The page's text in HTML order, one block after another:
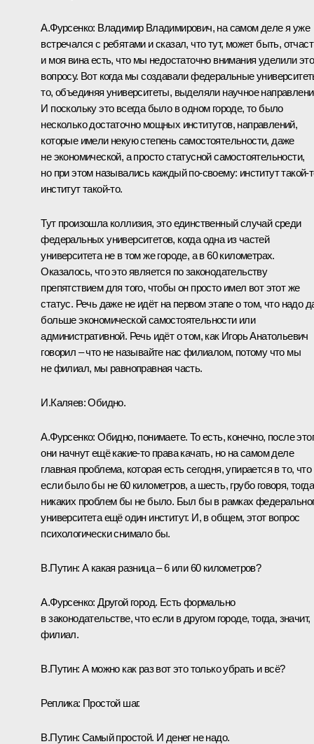
А.Фурсенко: Владимир Владимирович, на самом деле я уже
встречался с ребятами и сказал, что тут, может быть,
и моя вина есть, что мы недостаточно внимания уделили
вопросу. Вот когда мы создавали федеральные
то, объединяя университеты, выделяли научное
И поскольку это всегда было в одном городе, то было
несколько достаточно мощных институтов, направлений,
которые имели некую степень самостоятельности, даже
не экономической, а просто статусной самостоятельности,
но при этом назывались каждый по‑своему: институт
институт такой‑то.
Тут произошла коллизия, это единственный случай среди
федеральных университетов, когда одна из частей
университета не в том же городе, а в 60 километрах.
Оказалось, что это является по законодательству
препятствием для того, чтобы он просто имел вот этот же
статус. Речь даже не идёт на первом этапе о том, что надо
больше экономической самостоятельности или
административной. Речь идёт о том, как Игорь Анатольевич
говорил – что не называйте нас филиалом, потому что мы
не филиал, мы равноправная часть.
И.Каляев:Обидно.
А.Фурсенко:Обидно, понимаете. То есть, конечно, после
они начнут ещё какие‑то права качать, но на самом деле
главная проблема, которая есть сегодня, упирается в то, что
если было бы не 60 километров, а шесть, грубо говоря, тогда
никаких проблем бы не было. Был бы в рамках
университета ещё один институт. И, в общем, этот вопрос
психологически снимало бы.
В.Путин: А какая разница – 6 или 60 километров?
А.Фурсенко: Другой город. Есть формально
в законодательстве, что если в другом городе, тогда, значит,
филиал.
В.Путин: А можно как раз вот это только убрать и всё?
Реплика: Простой шаг.
В.Путин: Самый простой. И денег не надо.